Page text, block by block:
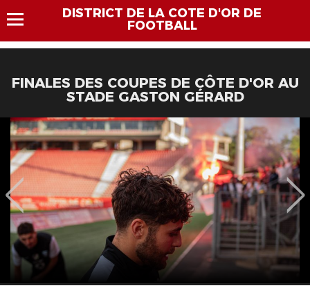
DISTRICT DE LA COTE D'OR DE
FOOTBALL
FINALES DES COUPES DE CÔTE D'OR AU
STADE GASTON GÉRARD